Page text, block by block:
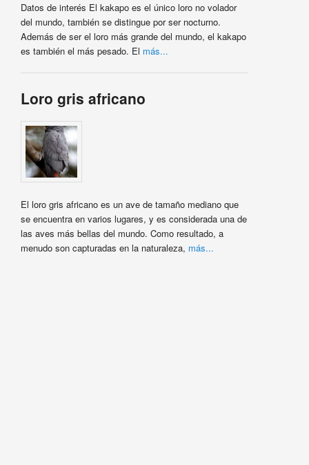
Datos de interés El kakapo es el único loro no volador
del mundo, también se distingue por ser nocturno.
Además de ser el loro más grande del mundo, el kakapo
es también el más pesado. El más...
Loro gris africano
El loro gris africano es un ave de tamaño mediano que
se encuentra en varios lugares, y es considerada una de
las aves más bellas del mundo. Como resultado, a
menudo son capturadas en la naturaleza, más...